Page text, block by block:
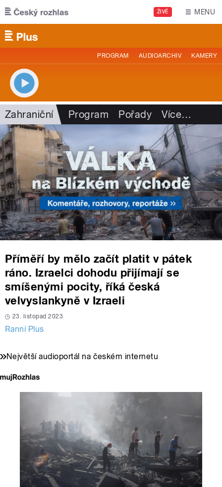
Přejít k hlavnímu obsahu
ŽIVĚ MENU
PROGRAM AUDIOARCHIV KAMERY
Zahraniční Program Pořady Více…
Příměří by mělo začít platit v pátek
ráno. Izraelci dohodu přijímají se
smíšenými pocity, říká česká
velvyslankyně v Izraeli
23. listopad 2023
Ranní Plus
Největší audioportál na českém internetu